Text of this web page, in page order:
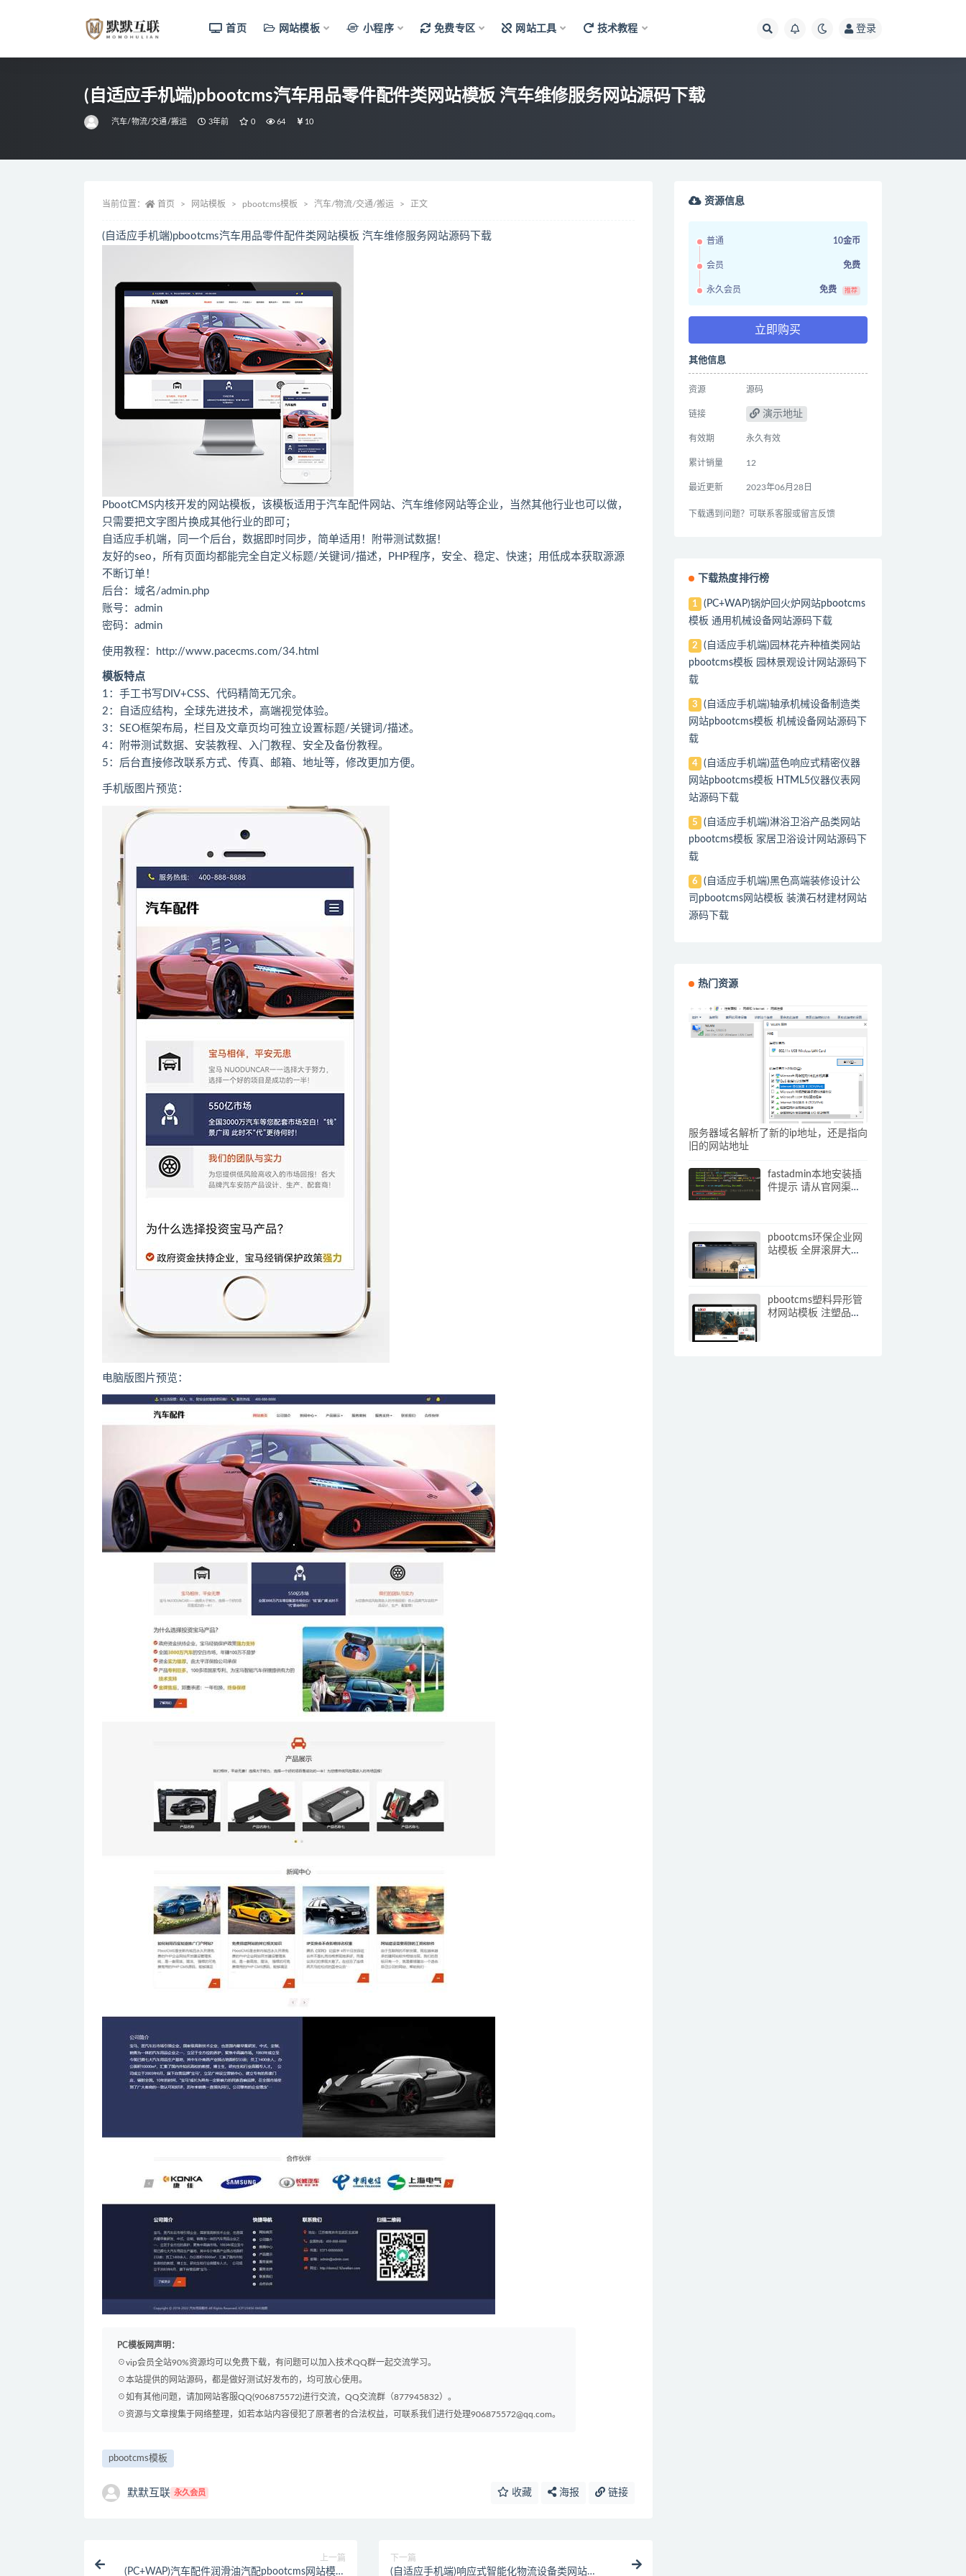
首页 网站模板 小程序 免费专区 网站工具 技术教程 登录
(自适应手机端)pbootcms汽车用品零件配件类网站模板 汽车维修服务网站源码下载
汽车/物流/交通/搬运 3年前 0 64 10
当前位置： 首页 网站模板 pbootcms模板 汽车/物流/交通/搬运 正文
(自适应手机端)pbootcms汽车用品零件配件类网站模板 汽车维修服务网站源码下载
PbootCMS内核开发的网站模板，该模板适用于汽车配件网站、汽车维修网站等企业，当然其他行业也可以做，
只需要把文字图片换成其他行业的即可；
自适应手机端，同一个后台，数据即时同步，简单适用！附带测试数据！
友好的seo，所有页面均都能完全自定义标题/关键词/描述，PHP程序，安全、稳定、快速；用低成本获取源源
不断订单！
后台：域名/admin.php
账号：admin
密码：admin
使用教程：http://www.pacecms.com/34.html
模板特点
1：手工书写DIV+CSS、代码精简无冗余。
2：自适应结构，全球先进技术，高端视觉体验。
3：SEO框架布局，栏目及文章页均可独立设置标题/关键词/描述。
4：附带测试数据、安装教程、入门教程、安全及备份教程。
5：后台直接修改联系方式、传真、邮箱、地址等，修改更加方便。
手机版图片预览：
电脑版图片预览：
PC模板网声明：
☉vip会员全站90%资源均可以免费下载，有问题可以加入技术QQ群一起交流学习。
☉本站提供的网站源码，都是做好测试好发布的，均可放心使用。
☉如有其他问题，请加网站客服QQ(906875572)进行交流，QQ交流群（877945832）。
☉资源与文章搜集于网络整理，如若本站内容侵犯了原著者的合法权益，可联系我们进行处理906875572@qq.com。
pbootcms模板
默默互联 永久会员 收藏 海报 链接
上一篇
(PC+WAP)汽车配件润滑油汽配pbootcms网站模板
下一篇
(自适应手机端)响应式智能化物流设备类网站
资源信息
普通 10金币
会员 免费
永久会员 免费 推荐
立即购买
其他信息
资源 源码
链接 演示地址
有效期 永久有效
累计销量 12
最近更新 2023年06月28日
下载遇到问题？可联系客服或留言反馈
下载热度排行榜
1
(PC+WAP)锅炉回火炉网站pbootcms
模板 通用机械设备网站源码下载
2
(自适应手机端)园林花卉种植类网站
pbootcms模板 园林景观设计网站源码下
载
3
(自适应手机端)轴承机械设备制造类
网站pbootcms模板 机械设备网站源码下
载
4
(自适应手机端)蓝色响应式精密仪器
网站pbootcms模板 HTML5仪器仪表网
站源码下载
5
(自适应手机端)淋浴卫浴产品类网站
pbootcms模板 家居卫浴设计网站源码下
载
6
(自适应手机端)黑色高端装修设计公
司pbootcms网站模板 装潢石材建材网站
源码下载
热门资源
服务器域名解析了新的ip地址，还是指向
旧的网站地址
fastadmin本地安装插
件提示 请从官网渠道
pbootcms环保企业网
站模板 全屏滚屏大气
pbootcms塑料异形管
材网站模板 注塑品网